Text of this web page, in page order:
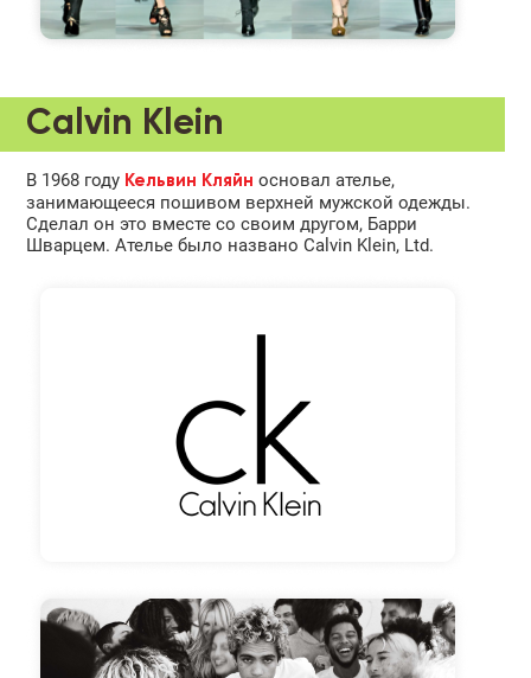
Calvin Klein
В 1968 году Кельвин Кляйн основал ателье,
занимающееся пошивом верхней мужской одежды.
Сделал он это вместе со своим другом, Барри
Шварцем. Ателье было названо Calvin Klein, Ltd.